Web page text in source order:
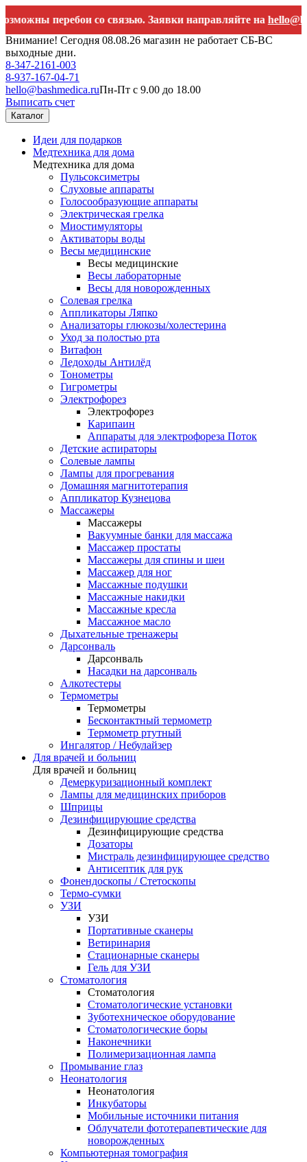
перебои со связью. Заявки направляйте на
Внимание! Сегодня 08.08.26 магазин не работает СБ-ВС
выходные дни.
8-347-2161-003
8-937-167-04-71
hello@bashmedica.ruПн-Пт с 9.00 до 18.00
Выписать счет
Каталог
Идеи для подарков
Медтехника для дома
Медтехника для дома
Пульсоксиметры
Слуховые аппараты
Голосообразующие аппараты
Электрическая грелка
Миостимуляторы
Активаторы воды
Весы медицинские
Весы медицинские
Весы лабораторные
Весы для новорожденных
Солевая грелка
Аппликаторы Ляпко
Анализаторы глюкозы/холестерина
Уход за полостью рта
Витафон
Ледоходы Антилёд
Тонометры
Гигрометры
Электрофорез
Электрофорез
Карипаин
Аппараты для электрофореза Поток
Детские аспираторы
Солевые лампы
Лампы для прогревания
Домашняя магнитотерапия
Аппликатор Кузнецова
Массажеры
Массажеры
Вакуумные банки для массажа
Массажер простаты
Массажеры для спины и шеи
Массажер для ног
Массажные подушки
Массажные накидки
Массажные кресла
Массажное масло
Дыхательные тренажеры
Дарсонваль
Дарсонваль
Насадки на дарсонваль
Алкотестеры
Термометры
Термометры
Бесконтактный термометр
Термометр ртутный
Ингалятор / Небулайзер
Для врачей и больниц
Для врачей и больниц
Демеркуризационный комплект
Лампы для медицинских приборов
Шприцы
Дезинфицирующие средства
Дезинфицирующие средства
Дозаторы
Мистраль дезинфицирующее средство
Антисептик для рук
Фонендоскопы / Стетоскопы
Термо-сумки
УЗИ
УЗИ
Портативные сканеры
Ветиринария
Стационарные сканеры
Гель для УЗИ
Стоматология
Стоматология
Стоматологические установки
Зуботехническое оборудование
Стоматологические боры
Наконечники
Полимеризационная лампа
Промывание глаз
Неонатология
Неонатология
Инкубаторы
Мобильные источники питания
Облучатели фототерапевтические для
новорожденных
Компьютерная томография